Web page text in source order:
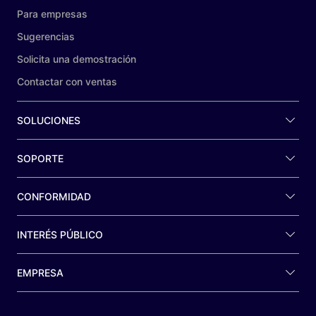
Para empresas
Sugerencias
Solicita una demostración
Contactar con ventas
SOLUCIONES
SOPORTE
CONFORMIDAD
INTERÉS PÚBLICO
EMPRESA